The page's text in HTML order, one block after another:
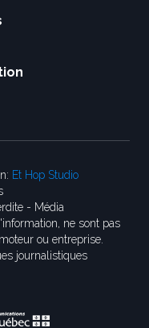
Et Hop Studio
- Média
ne sont pas
ou entreprise.
journalistiques